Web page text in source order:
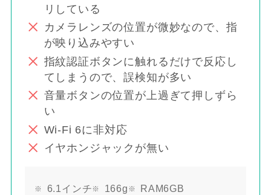
リしている
カメラレンズの位置が微妙なので、指
が映り込みやすい
指紋認証ボタンに触れるだけで反応し
てしまうので、誤検知が多い
音量ボタンの位置が上過ぎて押しずら
い
Wi-Fi 6に非対応
イヤホンジャックが無い
6.1インチ 166g RAM6GB